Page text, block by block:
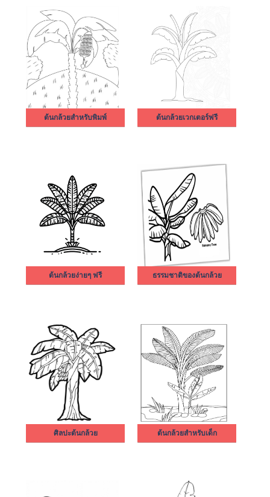
ต้นกล้วยสำหรับพิมพ์ ต้นกล้วยเวกเตอร์ฟรี
ต้นกล้วยง่ายๆ ฟรี ธรรมชาติของต้นกล้วย
ศิลปะต้นกล้วย ต้นกล้วยสำหรับเด็ก